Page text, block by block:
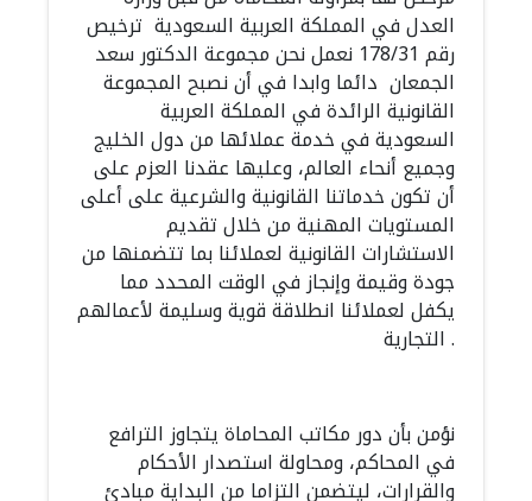
العدل في المملكة العربية السعودية ترخيص
رقم 178/31 نعمل نحن مجموعة الدكتور سعد
الجمعان دائما وابدا في أن نصبح المجموعة
القانونية الرائدة في المملكة العربية
السعودية في خدمة عملائها من دول الخليج
وجميع أنحاء العالم، وعليها عقدنا العزم على
أن تكون خدماتنا القانونية والشرعية على أعلى
المستويات المهنية من خلال تقديم
الاستشارات القانونية لعملائنا بما تتضمنها من
جودة وقيمة وإنجاز في الوقت المحدد مما
يكفل لعملائنا انطلاقة قوية وسليمة لأعمالهم
التجارية .
نؤمن بأن دور مكاتب المحاماة يتجاوز الترافع
في المحاكم، ومحاولة استصدار الأحكام
والقرارات، ليتضمن التزاما من البداية مبادئ